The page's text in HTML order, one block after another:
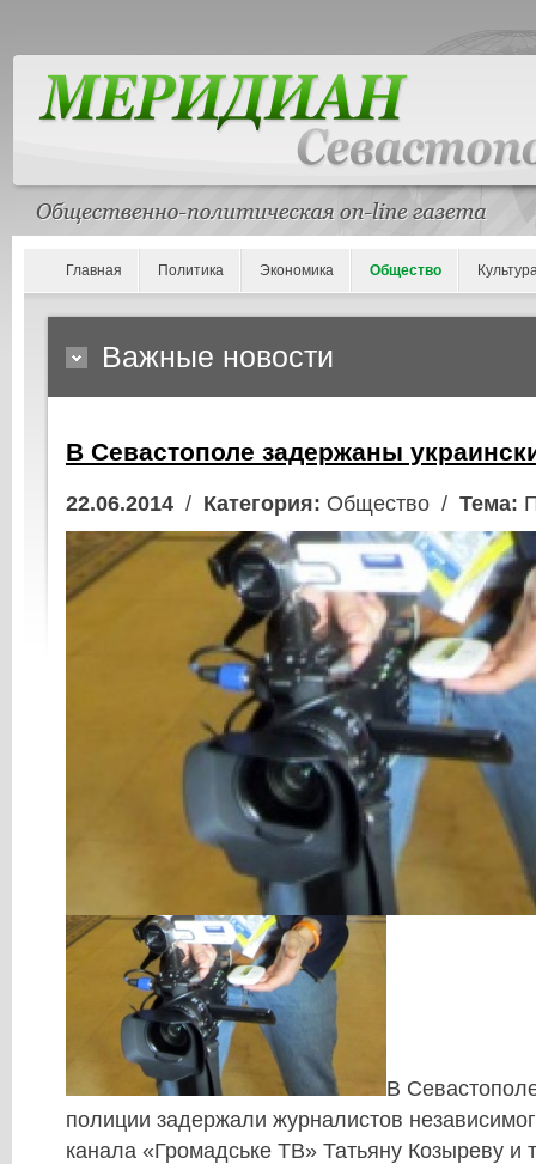
Главная Политика Экономика Общество
Важные новости
В Севастополе задержаны
22.06.2014 / Категория: Общество / Тема:
В
полиции задержали журналистов
канала «Громадське ТВ» Татьяну Козыреву и